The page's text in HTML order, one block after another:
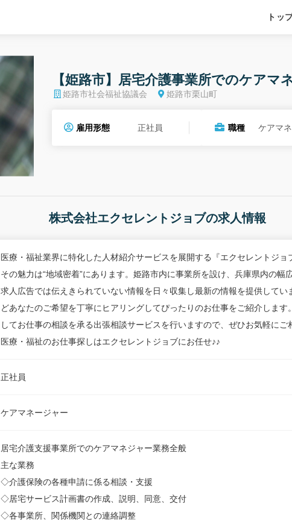
トッ
【姫路市】居宅介護事業所でのケアマ
姫路市社会福祉協議会 姫路市栗山町
雇用形態 正社員 職種 ケアマ
株式会社エクセレントジョブの求人情報
医療・福祉業界に特化した人材紹介サービスを展開する『エクセレントジョ
その魅力は“地域密着”にあります。姫路市内に事業所を設け、兵庫県内の
求人広告では伝えきられていない情報を日々収集し最新の情報を提供して
どあなたのご希望を丁寧にヒアリングしてぴったりのお仕事をご紹介しま
してお仕事の相談を承る出張相談サービスを行いますので、ぜひお気軽にご
医療・福祉のお仕事探しはエクセレントジョブにお任せ♪♪
正社員
ケアマネージャー
居宅介護支援事業所でのケアマネジャー業務全般
主な業務
◇介護保険の各種申請に係る相談・支援
◇居宅サービス計画書の作成、説明、同意、交付
◇各事業所、関係機関との連絡調整